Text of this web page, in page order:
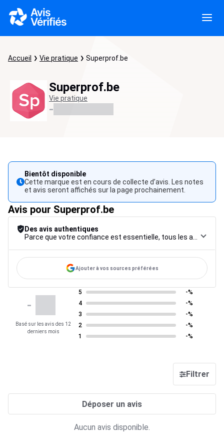
Accueil Vie pratique Superprof.be
Superprof.be
Vie pratique
-
Bientôt disponible
Cette marque est en cours de collecte d’avis. Les notes
et avis seront affichés sur la page prochainement.
Avis pour Superprof.be
Des avis authentiques
Ajouter à vos sources préférées
-
Basé sur les avis des 12
derniers mois
5
-%
4
-%
3
-%
2
-%
1
-%
Filtrer
Déposer un avis
Aucun avis disponible.